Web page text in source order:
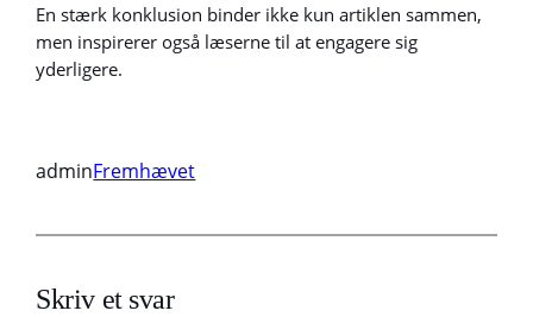
En stærk konklusion binder ikke kun artiklen sammen,
men inspirerer også læserne til at engagere sig
yderligere.
adminFremhævet
Skriv et svar